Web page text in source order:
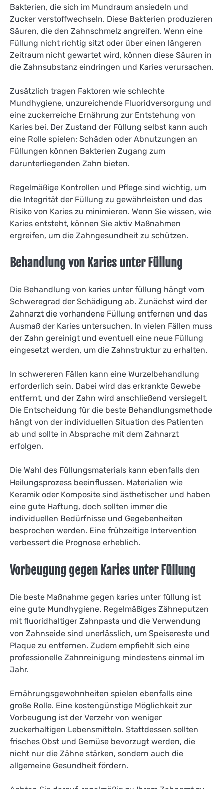
Bakterien, die sich im Mundraum ansiedeln und
Zucker verstoffwechseln. Diese Bakterien produzieren
Säuren, die den Zahnschmelz angreifen. Wenn eine
Füllung nicht richtig sitzt oder über einen längeren
Zeitraum nicht gewartet wird, können diese Säuren in
die Zahnsubstanz eindringen und Karies verursachen.
Zusätzlich tragen Faktoren wie schlechte
Mundhygiene, unzureichende Fluoridversorgung und
eine zuckerreiche Ernährung zur Entstehung von
Karies bei. Der Zustand der Füllung selbst kann auch
eine Rolle spielen; Schäden oder Abnutzungen an
Füllungen können Bakterien Zugang zum
darunterliegenden Zahn bieten.
Regelmäßige Kontrollen und Pflege sind wichtig, um
die Integrität der Füllung zu gewährleisten und das
Risiko von Karies zu minimieren. Wenn Sie wissen, wie
Karies entsteht, können Sie aktiv Maßnahmen
ergreifen, um die Zahngesundheit zu schützen.
Behandlung von Karies unter Füllung
Die Behandlung von karies unter füllung hängt vom
Schweregrad der Schädigung ab. Zunächst wird der
Zahnarzt die vorhandene Füllung entfernen und das
Ausmaß der Karies untersuchen. In vielen Fällen muss
der Zahn gereinigt und eventuell eine neue Füllung
eingesetzt werden, um die Zahnstruktur zu erhalten.
In schwereren Fällen kann eine Wurzelbehandlung
erforderlich sein. Dabei wird das erkrankte Gewebe
entfernt, und der Zahn wird anschließend versiegelt.
Die Entscheidung für die beste Behandlungsmethode
hängt von der individuellen Situation des Patienten
ab und sollte in Absprache mit dem Zahnarzt
erfolgen.
Die Wahl des Füllungsmaterials kann ebenfalls den
Heilungsprozess beeinflussen. Materialien wie
Keramik oder Komposite sind ästhetischer und haben
eine gute Haftung, doch sollten immer die
individuellen Bedürfnisse und Gegebenheiten
besprochen werden. Eine frühzeitige Intervention
verbessert die Prognose erheblich.
Vorbeugung gegen Karies unter Füllung
Die beste Maßnahme gegen karies unter füllung ist
eine gute Mundhygiene. Regelmäßiges Zähneputzen
mit fluoridhaltiger Zahnpasta und die Verwendung
von Zahnseide sind unerlässlich, um Speisereste und
Plaque zu entfernen. Zudem empfiehlt sich eine
professionelle Zahnreinigung mindestens einmal im
Jahr.
Ernährungsgewohnheiten spielen ebenfalls eine
große Rolle. Eine kostengünstige Möglichkeit zur
Vorbeugung ist der Verzehr von weniger
zuckerhaltigen Lebensmitteln. Stattdessen sollten
frisches Obst und Gemüse bevorzugt werden, die
nicht nur die Zähne stärken, sondern auch die
allgemeine Gesundheit fördern.